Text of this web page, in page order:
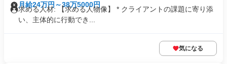
月給24万円～38万5000円
求める人材: 【求める人物像】 * クライアントの課題に寄り添
い、主体的に行動でき...
気になる